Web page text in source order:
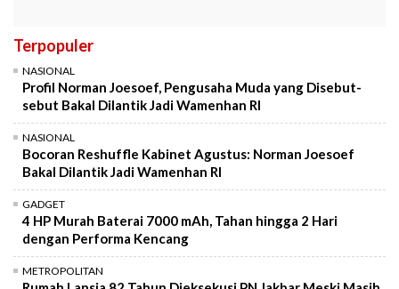
Terpopuler
NASIONAL
Profil Norman Joesoef, Pengusaha Muda yang Disebut-
sebut Bakal Dilantik Jadi Wamenhan RI
NASIONAL
Bocoran Reshuffle Kabinet Agustus: Norman Joesoef
Bakal Dilantik Jadi Wamenhan RI
GADGET
4 HP Murah Baterai 7000 mAh, Tahan hingga 2 Hari
dengan Performa Kencang
METROPOLITAN